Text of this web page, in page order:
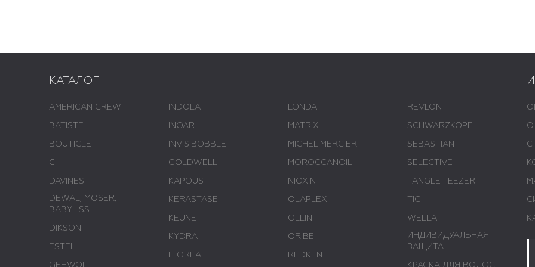
КАТАЛОГ
AMERICAN CREW
BATISTE
BOUTICLE
CHI
DAVINES
DEWAL, MOSER,
BABYLISS
DIKSON
ESTEL
GEHWOL
INDOLA
INOAR
INVISIBOBBLE
GOLDWELL
KAPOUS
KERASTASE
KEUNE
KYDRA
L 'ОREAL
LONDA
MATRIX
MICHEL MERCIER
MOROCCANOIL
NIOXIN
OLAPLEX
OLLIN
ORIBE
REDKEN
REVLON
SCHWARZKOPF
SEBASTIAN
SELECTIVE
TANGLE TEEZER
TIGI
WELLA
ИНДИВИДУАЛЬНАЯ
ЗАЩИТА
КРАСКА ДЛЯ ВОЛОС
О